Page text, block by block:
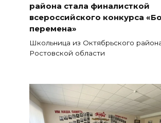
района стала финалисткой
всероссийского конкурса
перемена»
Школьница из Октябрьского
Ростовской области